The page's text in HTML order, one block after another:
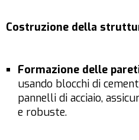
Costruzione della
Formazione delle
usando blocchi di
pannelli di acciaio,
e robuste.